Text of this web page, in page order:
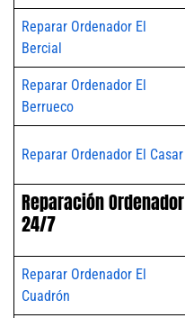
Reparar Ordenador El
Bercial
Reparar Ordenador El
Berrueco
Reparar Ordenador El Casar
Reparación Ordenador
24/7
Reparar Ordenador El
Cuadrón